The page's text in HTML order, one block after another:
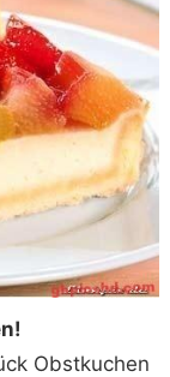
Obstkuchen